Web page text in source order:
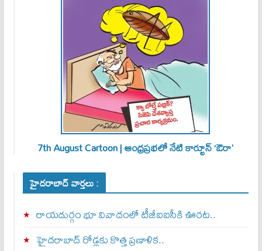
7th August Cartoon | ఆంధ్రప్రభలో నేటి కార్టూన్ ‘ఔరా’
హైదరాబాద్ వార్తలు :
రాయదుర్గం భూ వివాదంలో టీజీఐఐసీకి ఊరట..
హైదరాబాద్ రోడ్లకు కొత్త ప్రణాళిక..